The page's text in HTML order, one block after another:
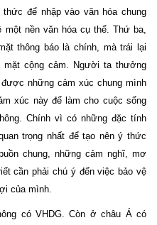
để nhập vào văn hóa chung
một nền văn hóa cụ thể. Thứ ba,
thông báo là chính, mà trái lại
mặt cộng cảm. Người ta thưởng
những cảm xúc chung mình
xúc này để làm cho cuộc sống
Chính vì có những đặc tính
trọng nhất để tạo nên ý thức
chung, những cảm nghĩ, mơ
cần phải chú ý đến việc bảo vệ
của mình.
có VHDG. Còn ở châu Á có